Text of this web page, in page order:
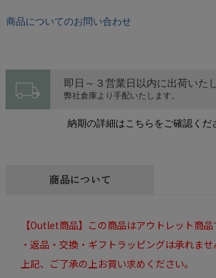
商品についてのお問い合わせ
local_shipping 即日～３営業日以内に出荷いた
弊社倉庫より手配いたします。
納期の詳細はこちらをご確認くだ
商品について
【Outlet商品】この商品はアウトレット商品
・返品・交換・ギフトラッピングは承れませ
上記、ご了承の上お買い求めください。